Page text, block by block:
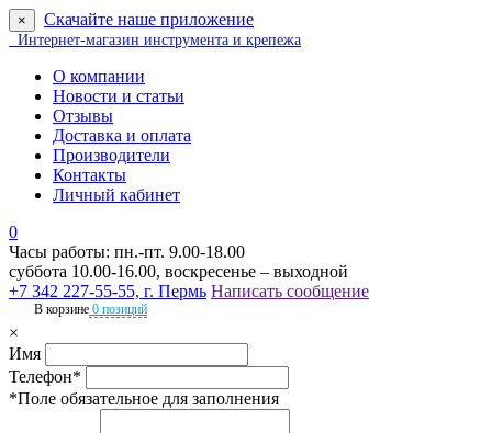
× Скачайте наше приложение
Интернет-магазин инструмента и крепежа
О компании
Новости и статьи
Отзывы
Доставка и оплата
Производители
Контакты
Личный кабинет
0
Часы работы: пн.-пт. 9.00-18.00
суббота 10.00-16.00, воскресенье – выходной
+7 342 227-55-55, г. Пермь Написать сообщение
В корзине 0 позиций
×
Имя
Телефон*
*Поле обязательное для заполнения